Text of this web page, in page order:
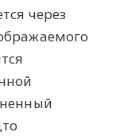
через